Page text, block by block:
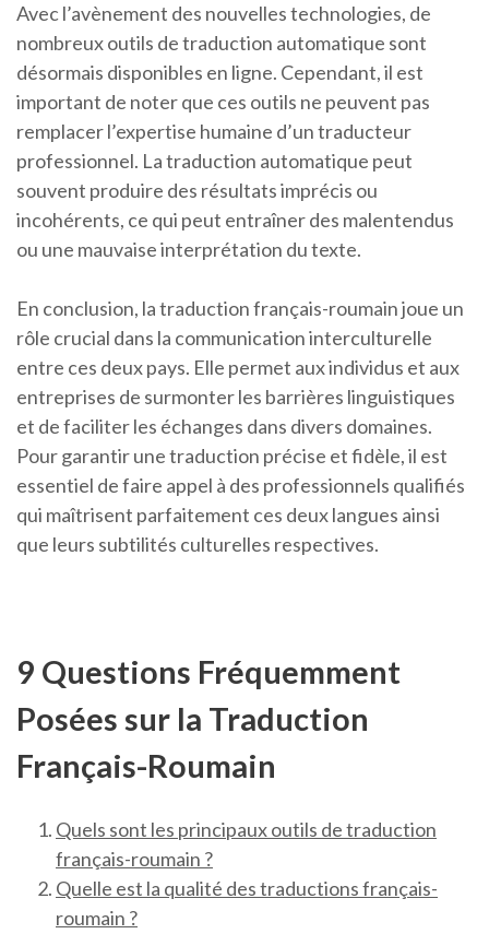
Avec l’avènement des nouvelles technologies, de
nombreux outils de traduction automatique sont
désormais disponibles en ligne. Cependant, il est
important de noter que ces outils ne peuvent pas
remplacer l’expertise humaine d’un traducteur
professionnel. La traduction automatique peut
souvent produire des résultats imprécis ou
incohérents, ce qui peut entraîner des malentendus
ou une mauvaise interprétation du texte.
En conclusion, la traduction français-roumain joue un
rôle crucial dans la communication interculturelle
entre ces deux pays. Elle permet aux individus et aux
entreprises de surmonter les barrières linguistiques
et de faciliter les échanges dans divers domaines.
Pour garantir une traduction précise et fidèle, il est
essentiel de faire appel à des professionnels qualifiés
qui maîtrisent parfaitement ces deux langues ainsi
que leurs subtilités culturelles respectives.
9 Questions Fréquemment
Posées sur la Traduction
Français-Roumain
Quels sont les principaux outils de traduction
français-roumain ?
Quelle est la qualité des traductions français-
roumain ?